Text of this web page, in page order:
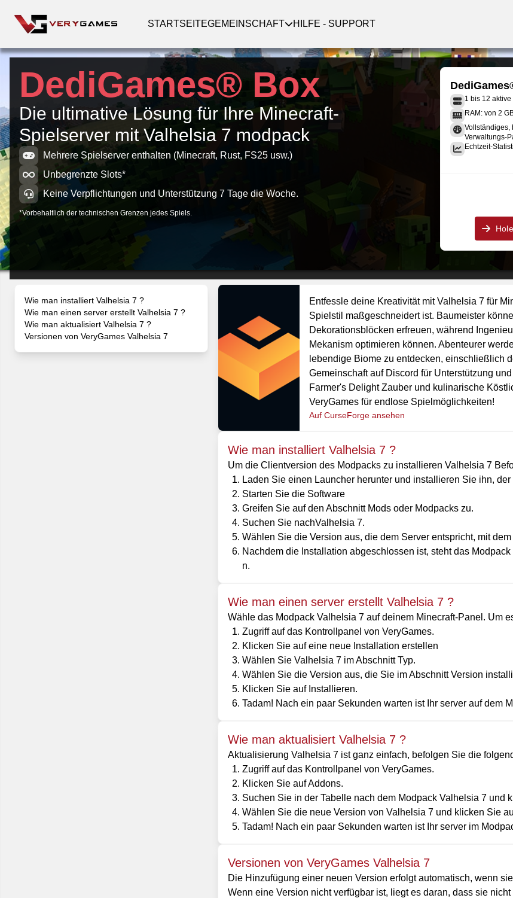
STARTSEITEGEMEINSCHAFT HILFE - SUPPORT
DediGames® Box
Die ultimative Lösung für Ihre Minecraft-
Spielserver mit Valhelsia 7 modpack
Mehrere Spielserver enthalten (Minecraft, Rust, FS25 usw.)
Unbegrenzte Slots*
Keine Verpflichtungen und Unterstützung 7 Tage die Woche.
*Vorbehaltlich der technischen Grenzen jedes Spiels.
1 bis 12 aktive
RAM: von 2
Vollständiges,
Verwaltungs-
Echtzeit-
Wie man installiert Valhelsia 7 ?
Wie man einen server erstellt Valhelsia 7 ?
Wie man aktualisiert Valhelsia 7 ?
Versionen von VeryGames Valhelsia 7
Entfessle deine Kreativität mit Valhelsia 7 für
Spielstil maßgeschneidert ist. Baumeister
Dekorationsblöcken erfreuen, während
Mekanism optimieren können. Abenteurer
lebendige Biome zu entdecken, einschließlich
Gemeinschaft auf Discord für Unterstützung
Farmer's Delight Zauber und kulinarische
VeryGames für endlose Spielmöglichkeiten!
Auf CurseForge ansehen
Wie man installiert Valhelsia 7 ?
Um die Clientversion des Modpacks zu installieren Valhelsia 7
Laden Sie einen Launcher herunter und installieren Sie ihn,
Starten Sie die Software
Greifen Sie auf den Abschnitt Mods oder Modpacks zu.
Suchen Sie nachValhelsia 7.
Wählen Sie die Version aus, die dem Server entspricht, mit
Nachdem die Installation abgeschlossen ist, steht das
n.
Wie man einen server erstellt Valhelsia 7 ?
Wähle das Modpack Valhelsia 7 auf deinem Minecraft-Panel. Um
Zugriff auf das Kontrollpanel von VeryGames.
Klicken Sie auf eine neue Installation erstellen
Wählen Sie Valhelsia 7 im Abschnitt Typ.
Wählen Sie die Version aus, die Sie im Abschnitt Version
Klicken Sie auf Installieren.
Tadam! Nach ein paar Sekunden warten ist Ihr server auf dem
Wie man aktualisiert Valhelsia 7 ?
Aktualisierung Valhelsia 7 ist ganz einfach, befolgen Sie die
Zugriff auf das Kontrollpanel von VeryGames.
Klicken Sie auf Addons.
Suchen Sie in der Tabelle nach dem Modpack Valhelsia 7 und
Wählen Sie die neue Version von Valhelsia 7 und klicken Sie
Tadam! Nach ein paar Sekunden warten ist Ihr server im
Versionen von VeryGames Valhelsia 7
Die Hinzufügung einer neuen Version erfolgt automatisch, wenn
Wenn eine Version nicht verfügbar ist, liegt es daran, dass sie